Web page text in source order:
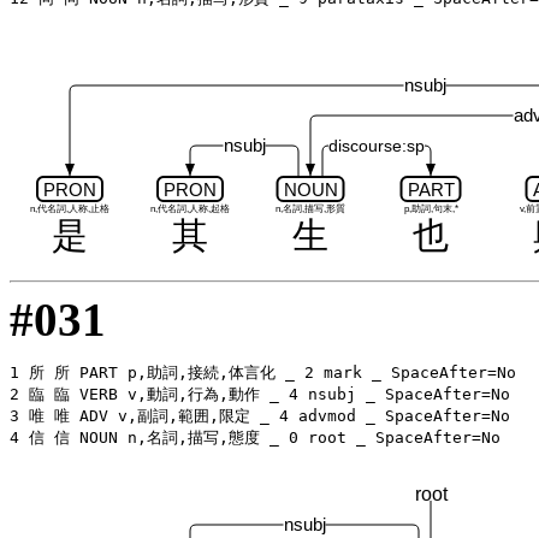
是
PRON
n,代名詞,人称,止格
其
PRON
n,代名詞,人称,起格
生
NOUN
n,名詞,描写,形質
也
PART
p,助詞,句末,* v,前
nsubj
nsubj discourse:sp
#031
1 所 所 PART p,助詞,接続,体言化 _ 2 mark _ SpaceAfter=No
2 臨 臨 VERB v,動詞,行為,動作 _ 4 nsubj _ SpaceAfter=No
3 唯 唯 ADV v,副詞,範囲,限定 _ 4 advmod _ SpaceAfter=No
nsubj
root